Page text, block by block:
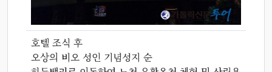
호텔 조식 후
오상의 비오 성인 기념성지 순